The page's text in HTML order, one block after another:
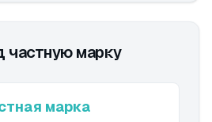
частную марку
марка